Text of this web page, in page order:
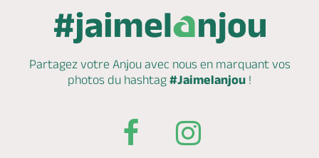
Partagez votre Anjou avec nous en marquantvos
photos du hashtag #Jaimelanjou !